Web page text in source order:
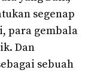
segenap
para gembala
Dan
sebuah